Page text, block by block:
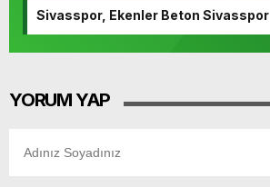
Sivasspor, Ekenler Beton Sivasspor
YORUM YAP